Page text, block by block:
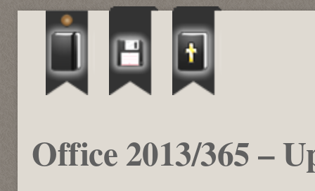
Office 2013/365 –